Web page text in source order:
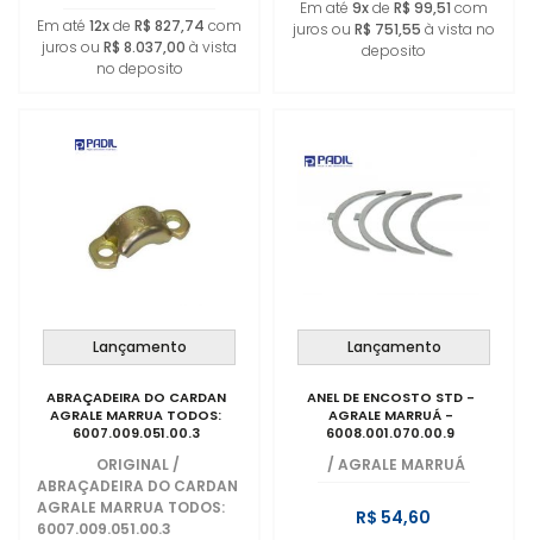
Em até 12xde R$ 827,74 com
juros ou R$ 8.037,00 à vista
no deposito
Em até 9xde R$ 99,51 com
juros ou R$ 751,55 à vista no
deposito
Lançamento
ABRAÇADEIRA DO CARDAN
AGRALE MARRUA TODOS:
6007.009.051.00.3
ORIGINAL /
ABRAÇADEIRA DO CARDAN
AGRALE MARRUA TODOS:
6007.009.051.00.3
Lançamento
ANEL DE ENCOSTO STD -
AGRALE MARRUÁ -
6008.001.070.00.9
/ AGRALE MARRUÁ
R$ 54,60